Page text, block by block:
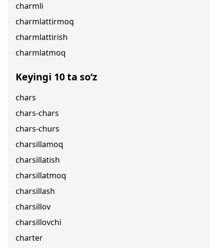
charmli
charmlattirmoq
charmlattirish
charmlatmoq
Keyingi 10 ta so‘z
chars
chars-chars
chars-churs
charsillamoq
charsillatish
charsillatmoq
charsillash
charsillov
charsillovchi
charter